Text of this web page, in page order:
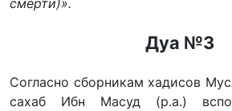
смерти)».
Дуа №3
Согласно сборникам хадисов
сахаб Ибн Масуд (р.а.)